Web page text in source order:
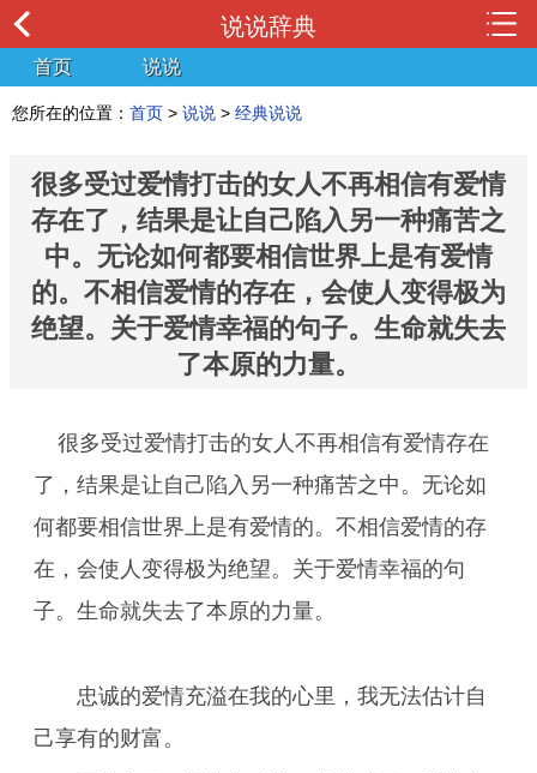
说说辞典
首页 说说
您所在的位置： 首页 > 说说 > 经典说说
很多受过爱情打击的女人不再相信有爱情
存在了，结果是让自己陷入另一种痛苦之
中。无论如何都要相信世界上是有爱情
的。不相信爱情的存在，会使人变得极为
绝望。关于爱情幸福的句子。生命就失去
了本原的力量。
很多受过爱情打击的女人不再相信有爱情存在
了，结果是让自己陷入另一种痛苦之中。无论如
何都要相信世界上是有爱情的。不相信爱情的存
在，会使人变得极为绝望。关于爱情幸福的句
子。生命就失去了本原的力量。
忠诚的爱情充溢在我的心里，我无法估计自
己享有的财富。